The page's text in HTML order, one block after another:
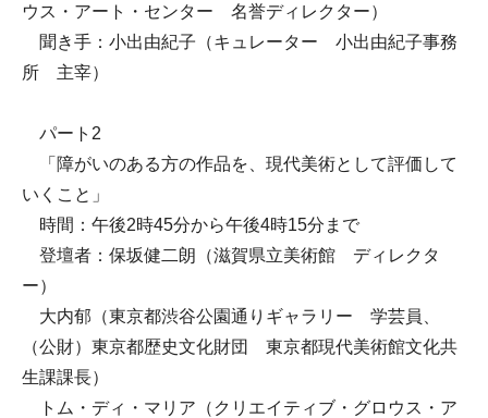
ウス・アート・センター 名誉ディレクター）
聞き手：小出由紀子（キュレーター 小出由紀子事務
所 主宰）
パート2
「障がいのある方の作品を、現代美術として評価して
いくこと」
時間：午後2時45分から午後4時15分まで
登壇者：保坂健二朗（滋賀県立美術館 ディレクタ
ー）
大内郁（東京都渋谷公園通りギャラリー 学芸員、
（公財）東京都歴史文化財団 東京都現代美術館文化共
生課課長）
トム・ディ・マリア（クリエイティブ・グロウス・ア